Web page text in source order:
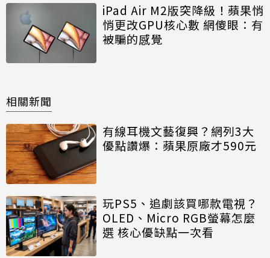
iPad Air M2版突降級！蘋果悄
悄更改GPU核心數 網傻眼：有
被騙的感覺
相關新聞
有線耳機文藝復興？網列3大
優點讚爆：蘋果原廠才590元
玩PS5、追劇該買哪款電視？
OLED、Micro RGB螢幕怎麼
選 核心優缺點一次看